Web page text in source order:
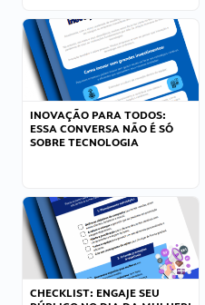
INOVAÇÃO PARA TODOS:
ESSA CONVERSA NÃO É SÓ
SOBRE TECNOLOGIA
CHECKLIST: ENGAJE SEU